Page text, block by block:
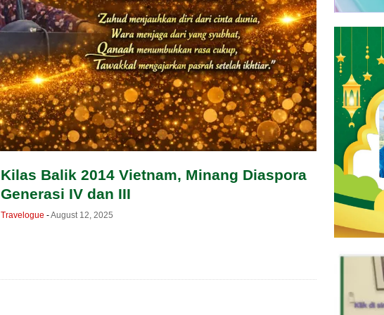
Kilas Balik 2014 Vietnam, Minang Diaspora
Generasi IV dan III
Travelogue -August 12, 2025